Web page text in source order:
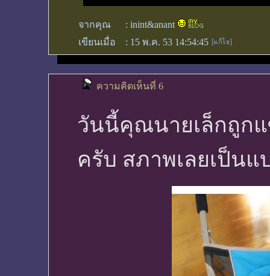
จากคุณ : inint&anant
เขียนเมื่อ
: 15 พ.ค. 53 14:54:45
ความคิดเห็นที่ 6
วันนี้คุณนายเล็กถูกแ
ครับ สภาพเลยเป็นแ